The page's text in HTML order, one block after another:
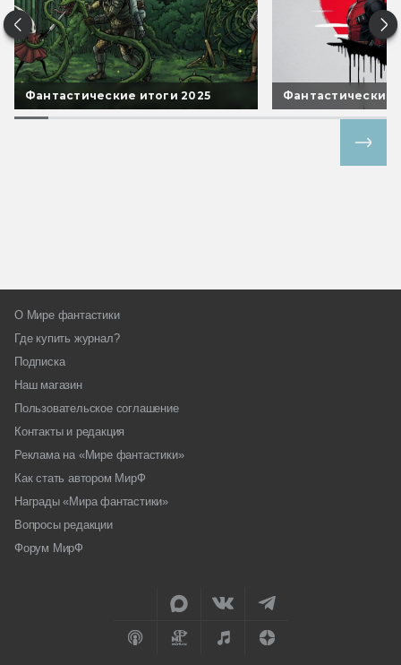
Фантастические итоги 2025 Фантастические
О Мире фантастики
Где купить журнал?
Подписка
Наш магазин
Пользовательское соглашение
Контакты и редакция
Реклама на «Мире фантастики»
Как стать автором МирФ
Награды «Мира фантастики»
Вопросы редакции
Форум МирФ